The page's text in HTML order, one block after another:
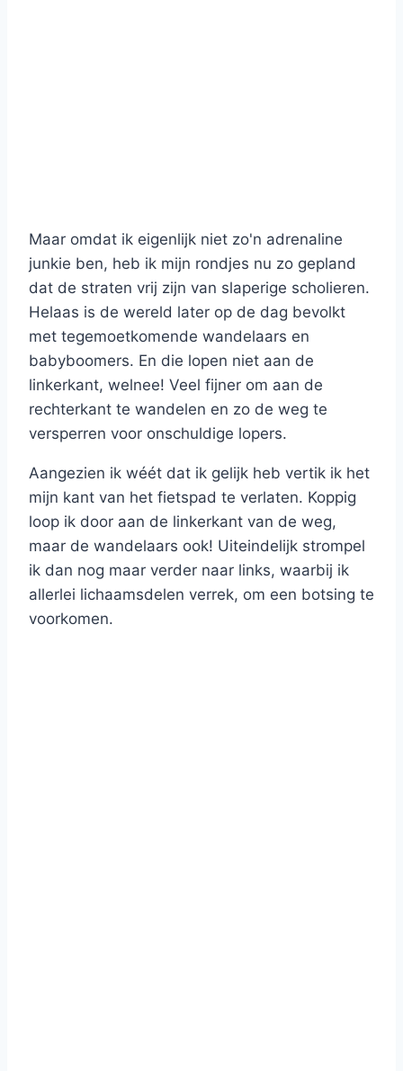
Maar omdat ik eigenlijk niet zo'n adrenaline
junkie ben, heb ik mijn rondjes nu zo gepland
dat de straten vrij zijn van slaperige scholieren.
Helaas is de wereld later op de dag bevolkt
met tegemoetkomende wandelaars en
babyboomers. En die lopen niet aan de
linkerkant, welnee! Veel fijner om aan de
rechterkant te wandelen en zo de weg te
versperren voor onschuldige lopers.
Aangezien ik wéét dat ik gelijk heb vertik ik het
mijn kant van het fietspad te verlaten. Koppig
loop ik door aan de linkerkant van de weg,
maar de wandelaars ook! Uiteindelijk strompel
ik dan nog maar verder naar links, waarbij ik
allerlei lichaamsdelen verrek, om een botsing te
voorkomen.